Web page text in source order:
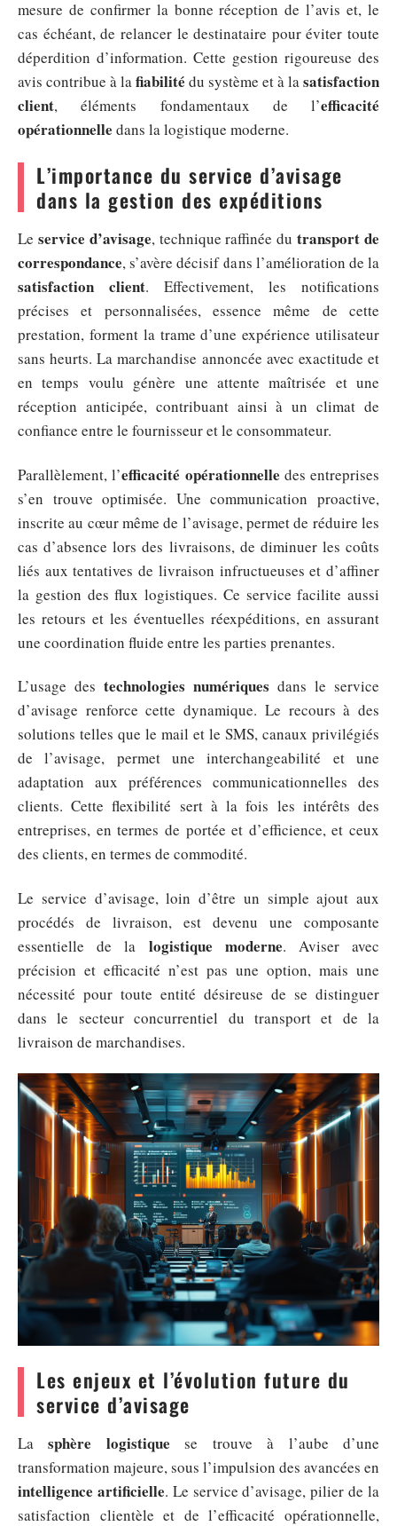
mesure de confirmer la bonne réception de l’avis et, le
cas échéant, de relancer le destinataire pour éviter toute
déperdition d’information. Cette gestion rigoureuse des
avis contribue à lafiabilité du système et à lasatisfaction
client, éléments fondamentaux de l’efficacité
opérationnelle dans la logistique moderne.
L’importance du service d’avisage
dans la gestion des expéditions
Le service d’avisage, technique raffinée dutransport de
correspondance, s’avère décisif dans l’amélioration de la
satisfaction client. Effectivement, les notifications
précises et personnalisées, essence même de cette
prestation, forment la trame d’une expérience utilisateur
sans heurts. La marchandise annoncée avec exactitude et
en temps voulu génère une attente maîtrisée et une
réception anticipée, contribuant ainsi à un climat de
confiance entre le fournisseur et le consommateur.
Parallèlement, l’efficacité opérationnelle des entreprises
s’en trouve optimisée. Une communication proactive,
inscrite au cœur même de l’avisage, permet de réduire les
cas d’absence lors des livraisons, de diminuer les coûts
liés aux tentatives de livraison infructueuses et d’affiner
la gestion des flux logistiques. Ce service facilite aussi
les retours et les éventuelles réexpéditions, en assurant
une coordination fluide entre les parties prenantes.
L’usage des technologies numériques dans le service
d’avisage renforce cette dynamique. Le recours à des
solutions telles que le mail et le SMS, canaux privilégiés
de l’avisage, permet une interchangeabilité et une
adaptation aux préférences communicationnelles des
clients. Cette flexibilité sert à la fois les intérêts des
entreprises, en termes de portée et d’efficience, et ceux
des clients, en termes de commodité.
Le service d’avisage, loin d’être un simple ajout aux
procédés de livraison, est devenu une composante
essentielle de la logistique moderne. Aviser avec
précision et efficacité n’est pas une option, mais une
nécessité pour toute entité désireuse de se distinguer
dans le secteur concurrentiel du transport et de la
livraison de marchandises.
Les enjeux et l’évolution future du
service d’avisage
Lasphère logistique se trouve à l’aube d’une
transformation majeure, sous l’impulsion des avancées en
intelligence artificielle. Le service d’avisage, pilier de la
satisfaction clientèle et de l’efficacité opérationnelle,